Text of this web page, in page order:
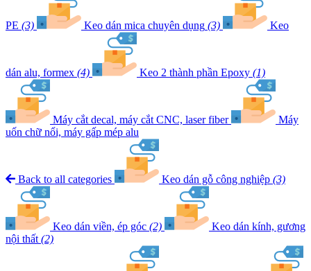
PE (3) Keo dán mica chuyên dụng (3) Keo
dán alu, formex (4) Keo 2 thành phần Epoxy (1)
Máy cắt decal, máy cắt CNC, laser fiber
Máy
uốn chữ nổi, máy gấp mép alu
Back to all categories Keo dán gỗ công nghiệp (3)
Keo dán viền, ép góc (2)
Keo dán kính, gương
nội thất (2)